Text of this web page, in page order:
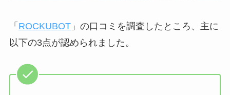
「 ROCKUBOT」の口コミを調査したところ、主に
以下の3点が認められました。